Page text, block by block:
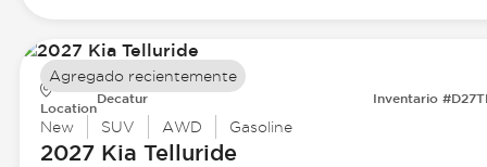
Location
Decatur Inventario
New SUV AWD Gasoline
2027 Kia Telluride
Agregado recientemente